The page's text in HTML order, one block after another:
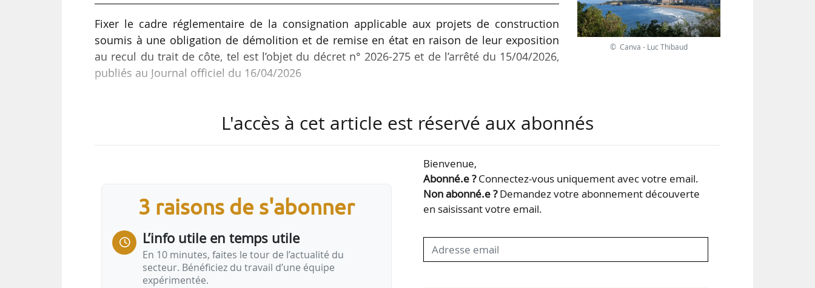
Fixer le cadre réglementaire de la consignation applicable aux projets de construction
soumis à une obligation de démolition et de remise en état en raison de leur exposition
au recul du trait de côte, tel est l’objet du décret n° 2026-275 et de l’arrêté du 15/04/2026,
publiés au Journal officiel du 16/04/2026
prévisionnel de démolition du bâtiment et de remise en état du terrain. Il ne s’agit ni d’une
Le décret concerne les déclarations préalables et les demandes de permis portant sur des
constructions situées dans la bande exposée au recul du trait de côte à l’horizon de 30 à
100 ans, dans les communes concernées, lorsque ces…
© Canva - Luc Thibaud
L'accès à cet article est réservé aux abonnés
3 raisons de s'abonner
L’info utile en temps utile
En 10 minutes, faites le tour de l’actualité du
secteur. Bénéficiez du travail d’une équipe
expérimentée.
Bienvenue,
Abonné.e ?Connectez-vous uniquement avec votre email.
Non abonné.e ?Demandez votre abonnement découverte
en saisissant votre email.